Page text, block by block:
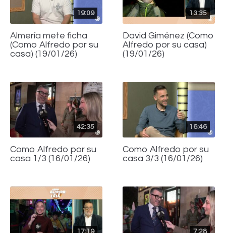
19:09
Almería mete ficha
(Como Alfredo por su
casa) (19/01/26)
13:35
David Giménez (Como
Alfredo por su casa)
(19/01/26)
42:35
Como Alfredo por su
casa 1/3 (16/01/26)
16:46
Como Alfredo por su
casa 3/3 (16/01/26)
17:19 7:28